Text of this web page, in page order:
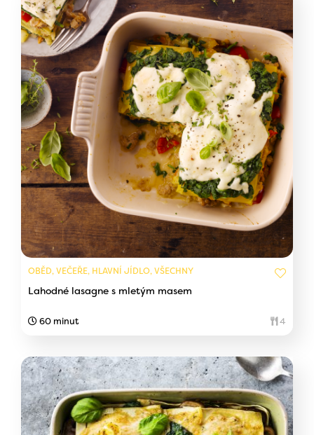
OBĚD, VEČEŘE, HLAVNÍ JÍDLO, VŠECHNY
Lahodné lasagne s mletým masem
60 minut 4